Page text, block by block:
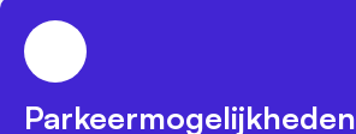
Parkeermogelijkheden